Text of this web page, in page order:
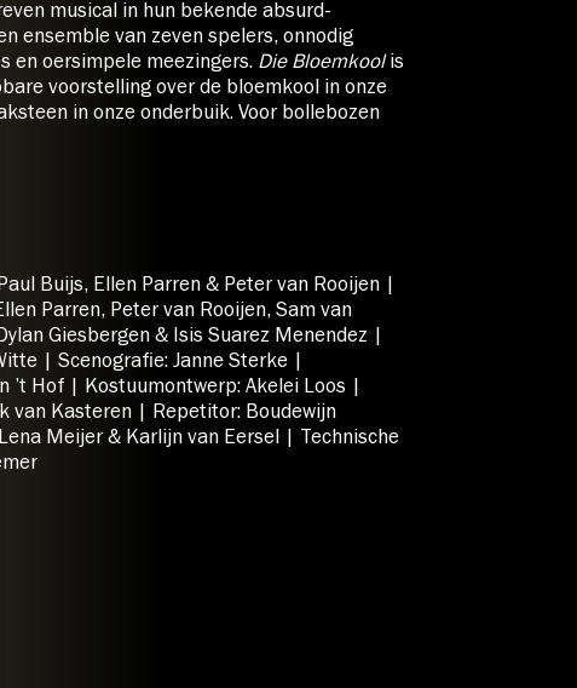
musical in hun bekende absurd-
ensemble van zeven spelers, onnodig
en oersimpele meezingers. Die Bloemkoolis
voorstelling over de bloemkool in onze
in onze onderbuik. Voor bollebozen
Buijs, Ellen Parren & Peter van Rooijen |
Parren, Peter van Rooijen, Sam van
Giesbergen & Isis Suarez Menendez |
| Scenografie: Janne Sterke |
’t Hof | Kostuumontwerp: Akelei Loos |
van Kasteren | Repetitor: Boudewijn
Meijer & Karlijn van Eersel | Technische